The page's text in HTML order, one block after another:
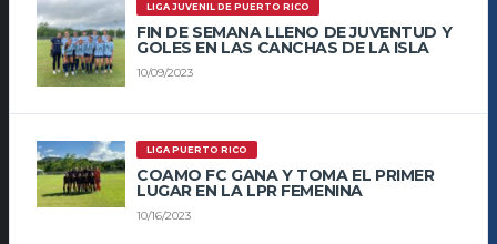
LIGA JUVENIL DE PUERTO RICO
FIN DE SEMANA LLENO DE JUVENTUD Y
GOLES EN LAS CANCHAS DE LA ISLA
10/09/2023
LIGA PUERTO RICO
COAMO FC GANA Y TOMA EL PRIMER
LUGAR EN LA LPR FEMENINA
10/16/2023